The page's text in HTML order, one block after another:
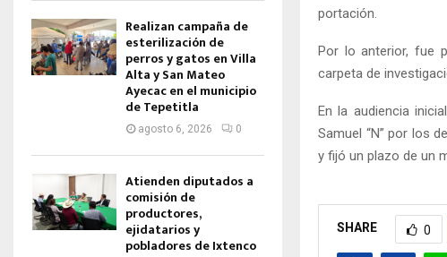
portación.
Por lo anterior, fue
carpeta de
En la audiencia
Samuel “N” por los
y fijó un plazo de un
SHARE 0
Realizan campaña de
esterilización de
perros y gatos en Villa
Alta y San Mateo
Ayecac en el municipio
de Tepetitla
agosto 6, 2026 0
Atienden diputados a
comisión de
productores,
ejidatarios y
pobladores de Ixtenco